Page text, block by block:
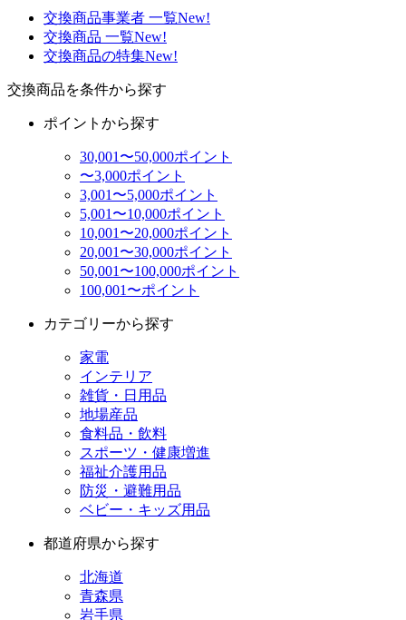
交換商品事業者 一覧New!
交換商品 一覧New!
交換商品の特集New!
交換商品を条件から探す
ポイントから探す
30,001〜50,000ポイント
〜3,000ポイント
3,001〜5,000ポイント
5,001〜10,000ポイント
10,001〜20,000ポイント
20,001〜30,000ポイント
50,001〜100,000ポイント
100,001〜ポイント
カテゴリーから探す
家電
インテリア
雑貨・日用品
地場産品
食料品・飲料
スポーツ・健康増進
福祉介護用品
防災・避難用品
ベビー・キッズ用品
都道府県から探す
北海道
青森県
岩手県